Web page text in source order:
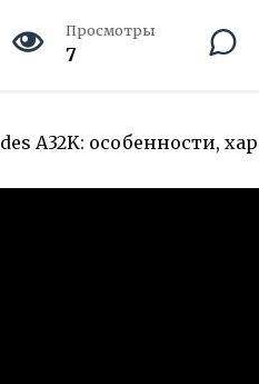
Просмотры
7